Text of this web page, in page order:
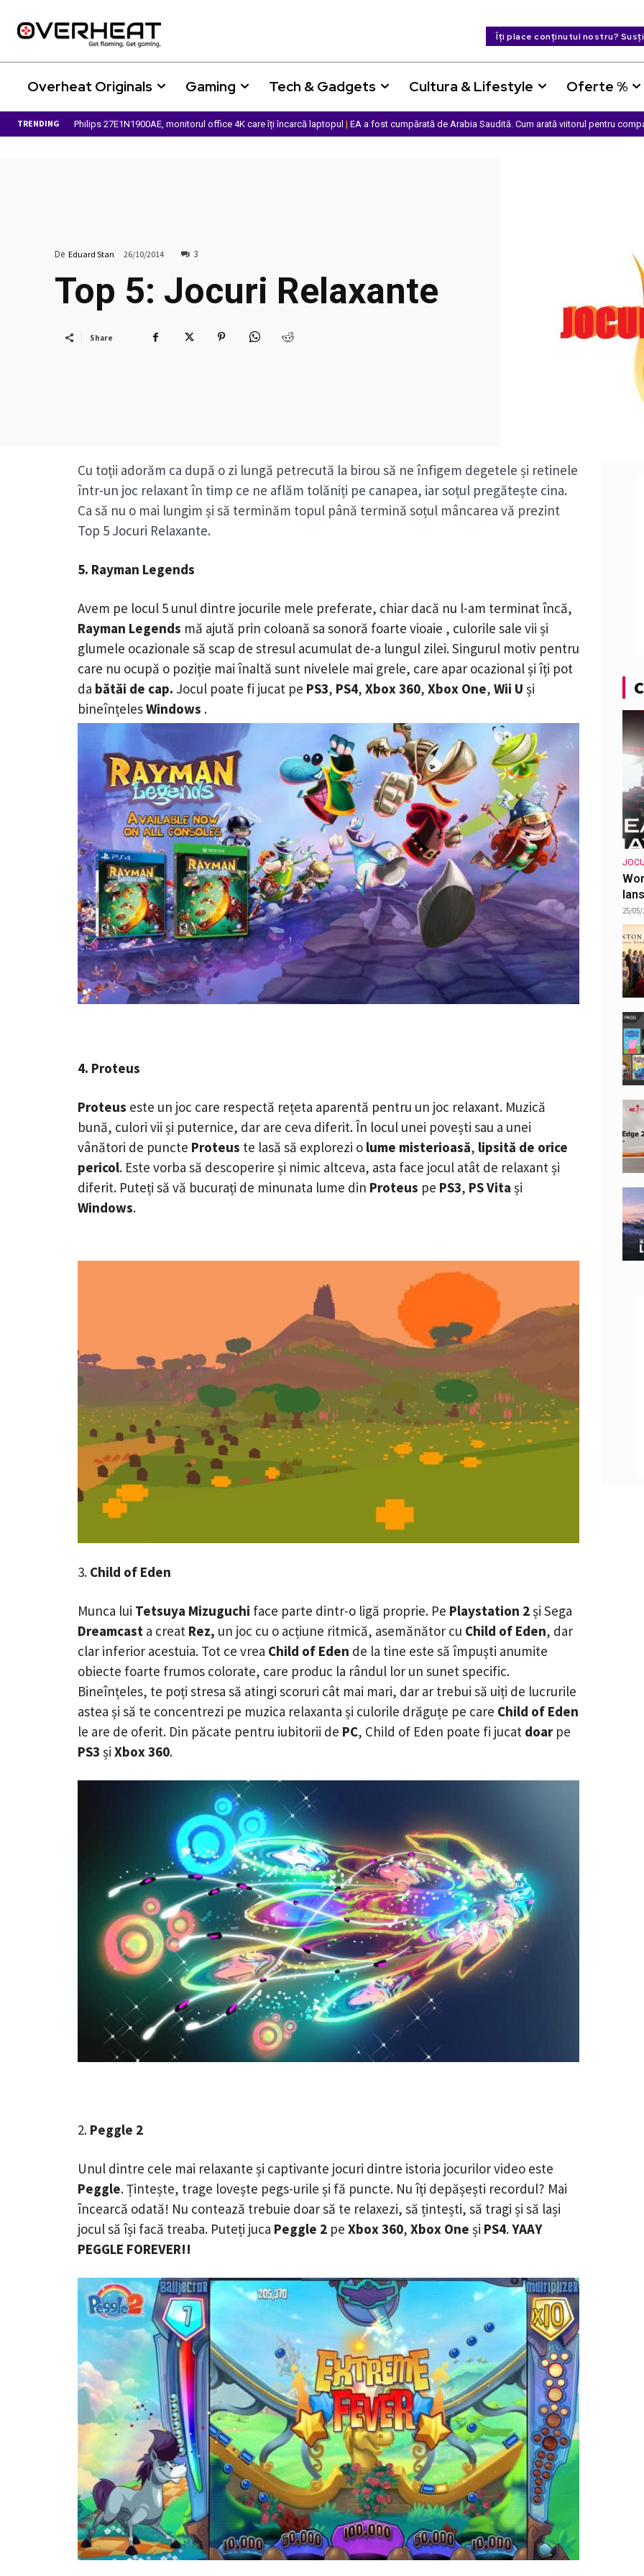
Îți place conținutul nostru?
Overheat Originals Gaming Tech & Gadgets Cultura & Lifestyle Oferte %
TRENDING Philips 27E1N1900AE, monitorul office 4K care îți încarcă laptopul | EA a fost cumpărată de Arabia Saudită. Cum arată viitorul pentru
De Eduard Stan 26/10/2014 3
Top 5: Jocuri Relaxante
Share
Cu toții adorăm ca după o zi lungă petrecută la birou să ne înfigem degetele și retinele
într-un joc relaxant în timp ce ne aflăm tolăniți pe canapea, iar soțul pregătește cina.
Ca să nu o mai lungim și să terminăm topul până termină soțul mâncarea vă prezint
Top 5 Jocuri Relaxante.
5. Rayman Legends
Avem pe locul 5 unul dintre jocurile mele preferate, chiar dacă nu l-am terminat încă,
Rayman Legends mă ajută prin coloană sa sonoră foarte vioaie , culorile sale vii și
glumele ocazionale să scap de stresul acumulat de-a lungul zilei. Singurul motiv pentru
care nu ocupă o poziție mai înaltă sunt nivelele mai grele, care apar ocazional și îți pot
da bătăi de cap. Jocul poate fi jucat pe PS3, PS4, Xbox 360, Xbox One, Wii U și
bineînțelesWindows .
4. Proteus
Proteus este un joc care respectă rețeta aparentă pentru un joc relaxant. Muzică
bună, culori vii și puternice, dar are ceva diferit. În locul unei povești sau a unei
vânători de puncte Proteus te lasă să explorezi o lume misterioasă, lipsită de orice
pericol. Este vorba să descoperire și nimic altceva, asta face jocul atât de relaxant și
diferit. Puteți să vă bucurați de minunata lume din Proteus pe PS3, PS Vita și
Windows.
3. Child of Eden
Munca lui Tetsuya Mizuguchi face parte dintr-o ligă proprie. Pe Playstation 2și Sega
Dreamcast a creat Rez, un joc cu o acțiune ritmică, asemănător cu Child of Eden, dar
clar inferior acestuia. Tot ce vrea Child of Eden de la tine este să împuști anumite
obiecte foarte frumos colorate, care produc la rândul lor un sunet specific.
Bineînțeles, te poți stresa să atingi scoruri cât mai mari, dar ar trebui să uiți de lucrurile
astea și să te concentrezi pe muzica relaxanta și culorile drăguțe pe care Child of Eden
le are de oferit. Din păcate pentru iubitorii de PC, Child of Eden poate fi jucat doarpe
PS3 și Xbox 360.
2. Peggle 2
Unul dintre cele mai relaxante și captivante jocuri dintre istoria jocurilor video este
Peggle. Țintește, trage lovește pegs-urile și fă puncte. Nu îți depășești recordul? Mai
încearcă odată! Nu contează trebuie doar să te relaxezi, să țintești, să tragi și să lași
jocul să își facă treaba. Puteți juca Peggle 2 pe Xbox 360, Xbox One și PS4.YAAY
PEGGLE FOREVER!!
25/05/